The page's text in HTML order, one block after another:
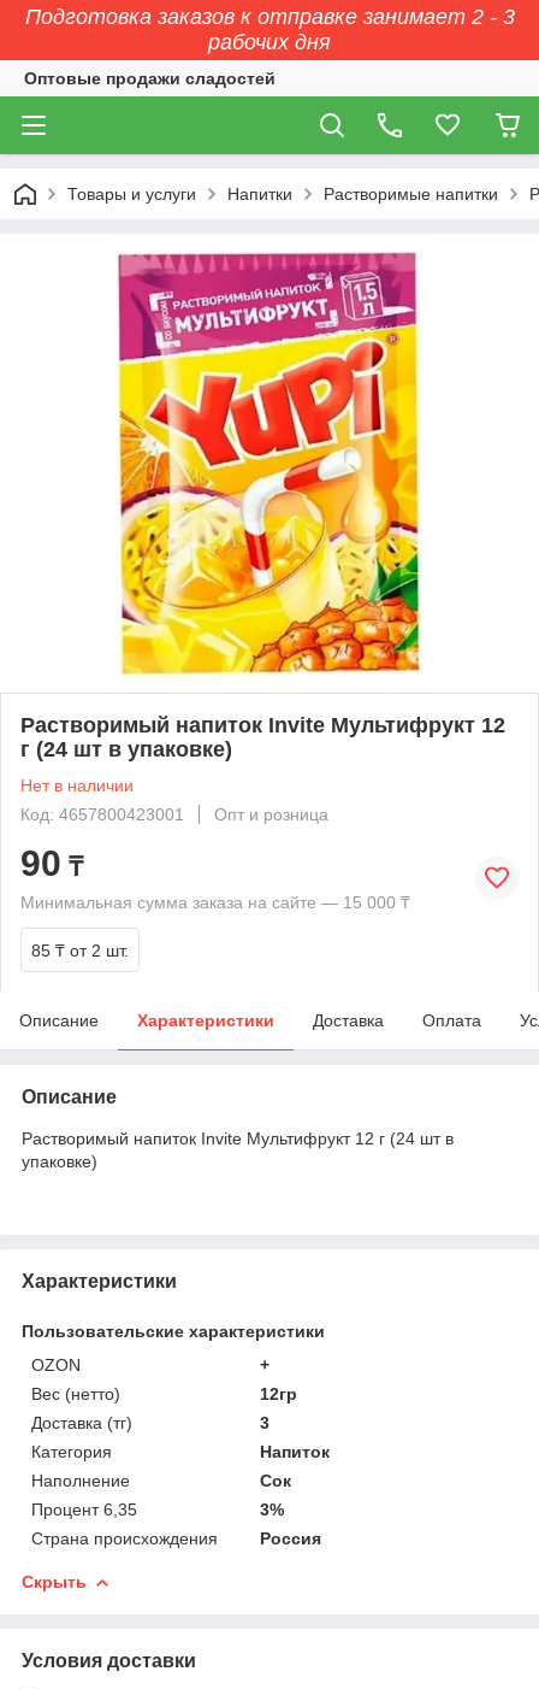
Подготовка заказов к отправке занимает 2 - 3
рабочих дня
Оптовые продажи сладостей
Товары и услуги Напитки Растворимые напитки
Растворимый напиток Invite Мультифрукт 12
г (24 шт в упаковке)
Нет в наличии
Код: 4657800423001
Опт и розница
90 ₸
Минимальная сумма заказа на сайте — 15 000 ₸
85 ₸ от 2 шт.
Описание Характеристики Доставка Оплата
Описание
Растворимый напиток Invite Мультифрукт 12 г (24 шт в
упаковке)
Характеристики
Пользовательские характеристики
OZON
+
Вес (нетто)
12гр
Доставка (тг)
3
Категория
Напиток
Наполнение
Сок
Процент 6,35
3%
Страна происхождения
Россия
Скрыть
Условия доставки